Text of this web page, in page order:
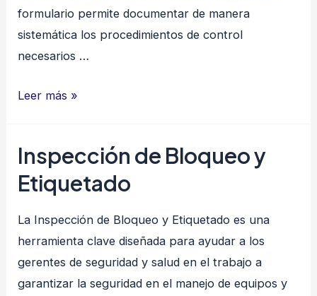
formulario permite documentar de manera
sistemática los procedimientos de control
necesarios …
Control
Peligrosas
Leer más »
Inspección de Bloqueo y
Etiquetado
La Inspección de Bloqueo y Etiquetado es una
herramienta clave diseñada para ayudar a los
gerentes de seguridad y salud en el trabajo a
garantizar la seguridad en el manejo de equipos y